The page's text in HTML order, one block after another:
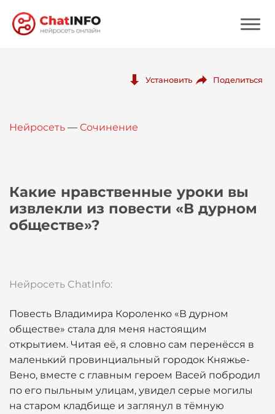
Вход
Установить Поделиться
Нейросеть — Сочинение
Какие нравственные уроки вы
извлекли из повести «В дурном
обществе»?
Нейросеть ChatInfo:
Повесть Владимира Короленко «В дурном
обществе» стала для меня настоящим
открытием. Читая её, я словно сам перенёсся в
маленький провинциальный городок Княжье-
Вено, вместе с главным героем Васей побродил
по его пыльным улицам, увидел серые могилы
на старом кладбище и заглянул в тёмную